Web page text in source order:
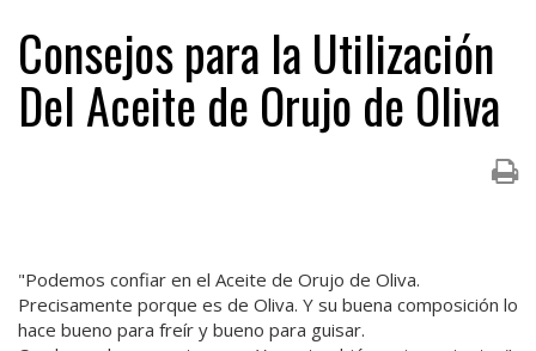
Consejos para la Utilización
Del Aceite de Orujo de Oliva
"Podemos confiar en el Aceite de Orujo de Oliva.
Precisamente porque es de Oliva. Y su buena composición lo
hace bueno para freír y bueno para guisar.